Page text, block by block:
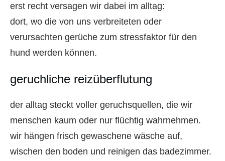
erst recht versagen wir dabei im alltag:
dort, wo die von uns verbreiteten oder
verursachten gerüche zum stressfaktor für den
hund werden können.
geruchliche reizüberflutung
der alltag steckt voller geruchsquellen, die wir
menschen kaum oder nur flüchtig wahrnehmen.
wir hängen frisch gewaschene wäsche auf,
wischen den boden und reinigen das badezimmer.